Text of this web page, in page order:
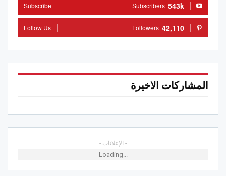
543k
Subscribers
Subscribe
42,110
Followers
Follow Us
المشاركات الاخيرة
- الإعلانات -
Loading...